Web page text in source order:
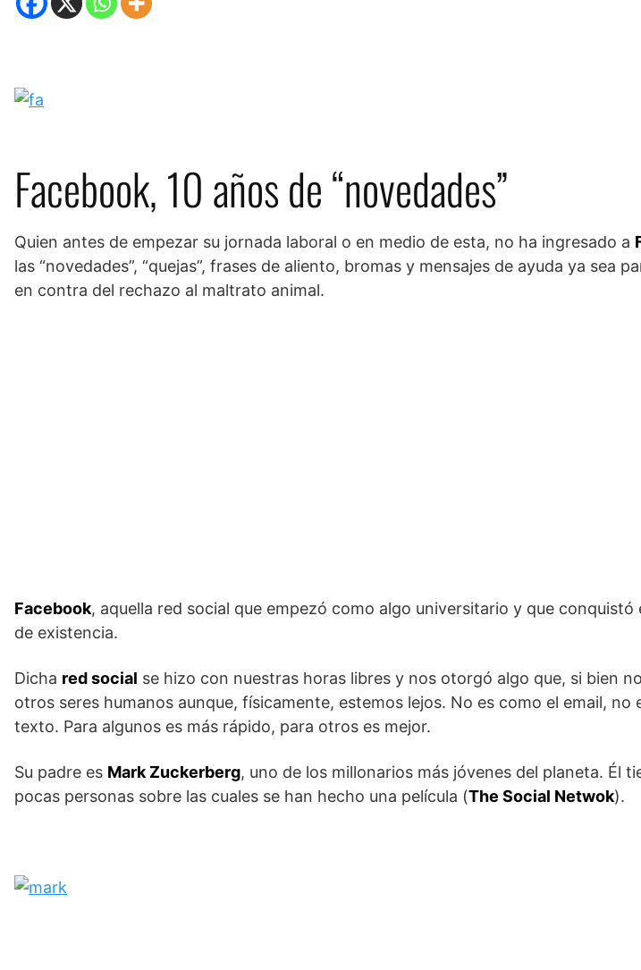
Facebook, 10 años de “novedades”
Quien antes de empezar su jornada laboral o en medio de esta, no ha ingresado a
las “novedades”, “quejas”, frases de aliento, bromas y mensajes de ayuda ya sea
en contra del rechazo al maltrato animal.
Facebook, aquella red social que empezó como algo universitario y que conquistó
de existencia.
Dicha red social se hizo con nuestras horas libres y nos otorgó algo que, si bien
otros seres humanos aunque, físicamente, estemos lejos. No es como el email, no
texto. Para algunos es más rápido, para otros es mejor.
Su padre es Mark Zuckerberg, uno de los millonarios más jóvenes del planeta. Él
pocas personas sobre las cuales se han hecho una película (The Social Netwok).